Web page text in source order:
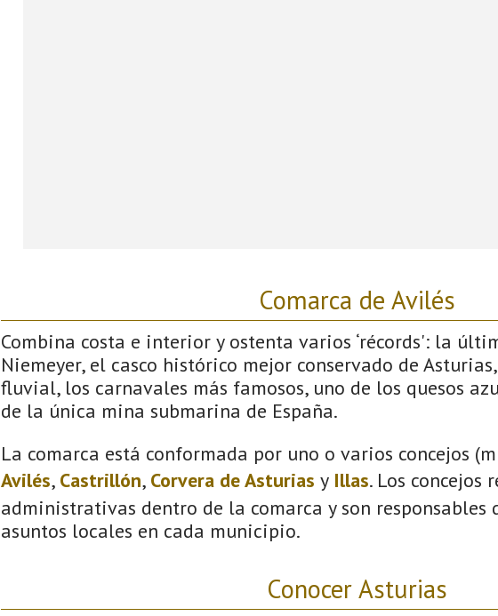
Comarca de Avilés
Combina costa e interior y ostenta varios ‘récords': la
Niemeyer, el casco histórico mejor conservado de
fluvial, los carnavales más famosos, uno de los quesos
de la única mina submarina de España.
La comarca está conformada por uno o varios concejos
Avilés, Castrillón, Corvera de Asturias y Illas. Los concejos
administrativas dentro de la comarca y son responsables
asuntos locales en cada municipio.
Conocer Asturias